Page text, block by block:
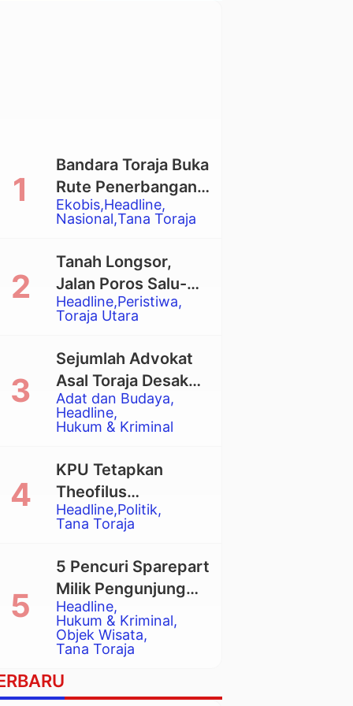
Ekobis Headline
Nasional Tana Toraja
Bandara Toraja Buka
Rute Penerbangan
Langsung Toraja-
Balikpapan
Headline Peristiwa
Toraja Utara
Tanah Longsor,
Jalan Poros Salu-
Dende’ Tertutup
Total
Adat dan Budaya
Headline
Hukum & Kriminal
Sejumlah Advokat
Asal Toraja Desak
Mahkamah Agung
Larang Penggunaan
Eksekusi Rumah
Adat Tongkonan
Headline Politik
Tana Toraja
KPU Tetapkan
Theofilus
Allorerung dan
Zadrak Tombe
sebagai Bupati dan
Wakil Bupati Tana
Toraja Terpilih
Headline
Hukum & Kriminal
Objek Wisata
Tana Toraja
5 Pencuri Sparepart
Milik Pengunjung
Objek Wisata
Pango-Pango
Ditangkap Polisi